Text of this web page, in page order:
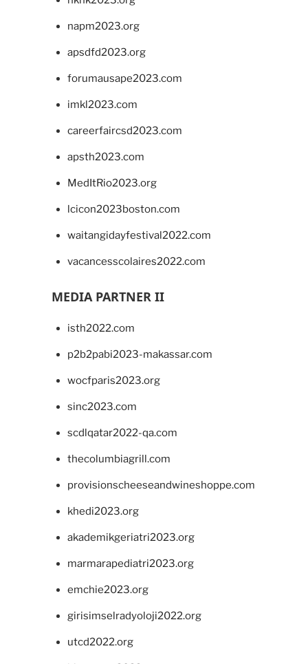
napm2023.org
apsdfd2023.org
forumausape2023.com
imkl2023.com
careerfaircsd2023.com
apsth2023.com
MedItRio2023.org
lcicon2023boston.com
waitangidayfestival2022.com
vacancesscolaires2022.com
MEDIA PARTNER II
isth2022.com
p2b2pabi2023-makassar.com
wocfparis2023.org
sinc2023.com
scdlqatar2022-qa.com
thecolumbiagrill.com
provisionscheeseandwineshoppe.com
khedi2023.org
akademikgeriatri2023.org
marmarapediatri2023.org
emchie2023.org
girisimselradyoloji2022.org
utcd2022.org